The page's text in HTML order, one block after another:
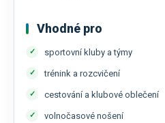
Vhodné pro
sportovní kluby a týmy
trénink a rozcvičení
cestování a klubové oblečení
volnočasové nošení